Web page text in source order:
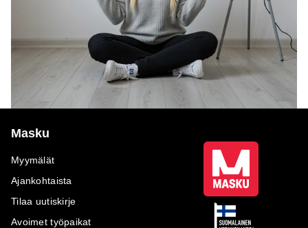
Masku
Myymälät
Ajankohtaista
Tilaa uutiskirje
Avoimet työpaikat